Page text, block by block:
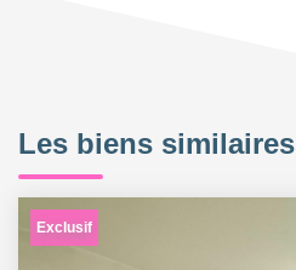
Les biens similaires
Exclusif